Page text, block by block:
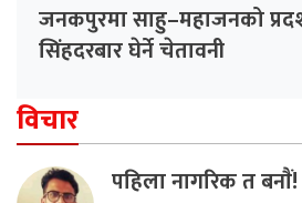
जनकपुरमा साहु–महाजनको
सिंहदरबार घेर्ने चेतावनी
विचार
पहिला नागरिक त बनाैं!